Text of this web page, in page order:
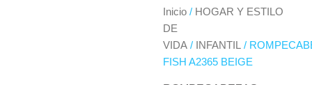
Inicio / HOGAR Y ESTILO
DE
VIDA / INFANTIL
/
FISH A2365 BEIGE